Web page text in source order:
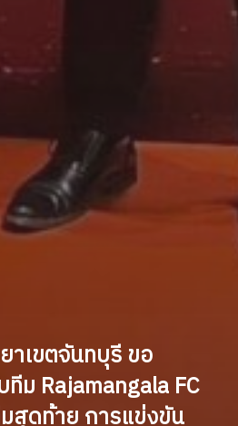
าเขตจันทบุรี ขอ
ม Rajamangala FC
สุดท้าย การแข่งขัน